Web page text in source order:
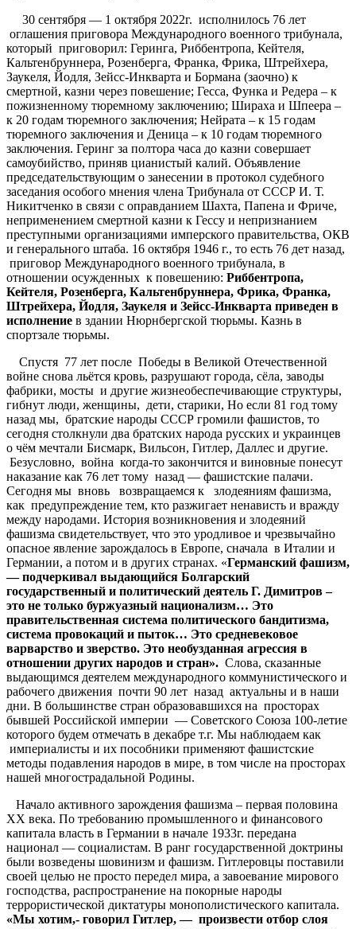
30 сентября — 1 октября 2022г. исполнилось 76 лет
оглашения приговора Международного военного трибунала,
который приговорил: Геринга, Риббентропа, Кейтеля,
Кальтенбруннера, Розенберга, Франка, Фрика, Штрейхера,
Заукеля, Йодля, Зейсс-Инкварта и Бормана (заочно) к
смертной, казни через повешение; Гесса, Функа и Редера – к
пожизненному тюремному заключению; Шираха и Шпеера –
к 20 годам тюремного заключения; Нейрата – к 15 годам
тюремного заключения и Деница – к 10 годам тюремного
заключения. Геринг за полтора часа до казни совершает
самоубийство, приняв цианистый калий. Объявление
председательствующим о занесении в протокол судебного
заседания особого мнения члена Трибунала от СССР И. Т.
Никитченко в связи с оправданием Шахта, Папена и Фриче,
неприменением смертной казни к Гессу и непризнанием
преступными организациями имперского правительства, ОКВ
и генерального штаба. 16 октября 1946 г., то есть 76 дет назад,
приговор Международного военного трибунала, в
отношении осужденных к повешению: Риббентропа,
Кейтеля, Розенберга, Кальтенбруннера, Фрика, Франка,
Штрейхера, Йодля, Заукеля и Зейсс-Инкварта приведен в
исполнение в здании Нюрнбергской тюрьмы. Казнь в
спортзале тюрьмы.
Спустя 77 лет после Победы в Великой Отечественной
войне снова льётся кровь, разрушают города, сёла, заводы
фабрики, мосты и другие жизнеобеспечивающие структуры,
гибнут люди, женщины, дети, старики, Но если 81 год тому
назад мы, братские народы СССР громили фашистов, то
сегодня столкнули два братских народа русских и украинцев
о чём мечтали Бисмарк, Вильсон, Гитлер, Даллес и другие.
Безусловно, война когда-то закончится и виновные понесут
наказание как 76 лет тому назад — фашистские палачи.
Сегодня мы вновь возвращаемся к злодеяниям фашизма,
как предупреждение тем, кто разжигает ненависть и вражду
между народами. История возникновения и злодеяний
фашизма свидетельствует, что это уродливое и чрезвычайно
опасное явление зарождалось в Европе, сначала в Италии и
Германии, а потом и в других странах. «Германский фашизм,
— подчеркивал выдающийся Болгарский
государственный и политический деятель Г. Димитров –
это не только буржуазный национализм… Это
правительственная система политического бандитизма,
система провокаций и пыток… Это средневековое
варварство и зверство. Это необузданная агрессия в
отношении других народов и стран». Слова, сказанные
выдающимся деятелем международного коммунистического и
рабочего движения почти 90 лет назад актуальны и в наши
дни. В большинстве стран образовавшихся на просторах
бывшей Российской империи — Советского Союза 100-летие
которого будем отмечать в декабре т.г. Мы наблюдаем как
империалисты и их пособники применяют фашистские
методы подавления народов в мире, в том числе на просторах
нашей многострадальной Родины.
Начало активного зарождения фашизма – первая половина
ХХ века. По требованию промышленного и финансового
капитала власть в Германии в начале 1933г. передана
национал — социалистам. В ранг государственной доктрины
были возведены шовинизм и фашизм. Гитлеровцы поставили
своей целью не просто передел мира, а завоевание мирового
господства, распространение на покорные народы
террористической диктатуры монополистического капитала.
«Мы хотим,- говорил Гитлер, — произвести отбор слоя